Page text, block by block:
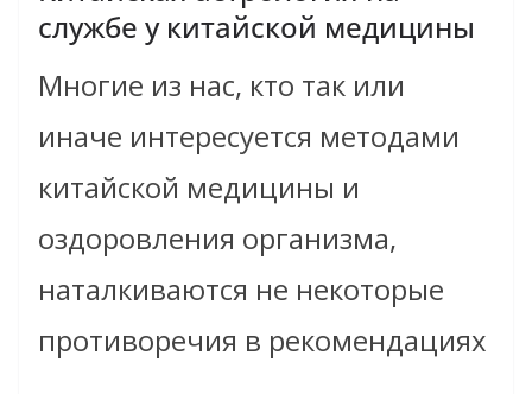
службе у китайской медицины
Многие из нас, кто так или
иначе интересуется методами
китайской медицины и
оздоровления организма,
наталкиваются не некоторые
противоречия в рекомендациях